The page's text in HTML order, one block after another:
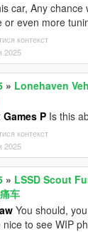
car, Any
or even more
контекст
2025
» Lonehaven
Games P Is this
контекст
2025
» LSSD Scout
车
You should,
nice to see WIP